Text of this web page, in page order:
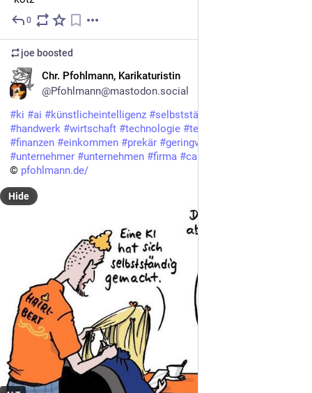
0
joe boosted
Chr. Pfohlmann, Karikaturistin
@Pfohlmann@mastodon.social
#ki #ai #künstlicheintelligenz #selbstständig
#handwerk #wirtschaft #technologie #testumgebung
#finanzen #einkommen #prekär #geringverdiener
#unternehmer #unternehmen #firma #cartoon
© pfohlmann.de/
Hide